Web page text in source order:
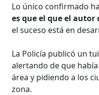
Lo único confirmado
es que el que el
el suceso está en
La Policía publicó un
alertando de que
área y pidiendo a los
zona.